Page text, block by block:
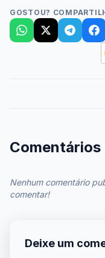
GOSTOU?
Comentários
Nenhum comentário
comentar!
Deixe um